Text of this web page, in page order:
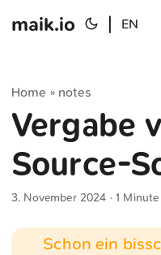
maik.io EN
Home » notes
Vergabe
Source-
3. November 2024 · 1
Schon ein